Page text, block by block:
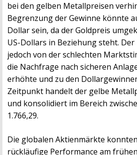
bei den gelben Metallpreisen
Begrenzung der Gewinne könnte
Dollar sein, da der Goldpreis
US-Dollars in Beziehung steht.
jedoch von der schlechten
die Nachfrage nach sicheren
erhöhte und zu den
Zeitpunkt handelt der gelbe
und konsolidiert im Bereich
1.766,29.
Die globalen Aktienmärkte
rückläufige Performance am